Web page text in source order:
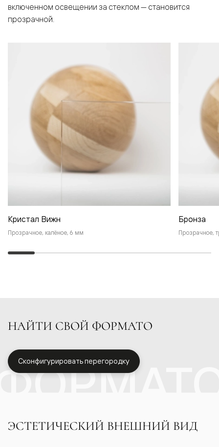
включенном освещении за стеклом — становится
прозрачной.
Кристал Вижн
Прозрачное, калёное, 6 мм
Бронза
Прозрачное,
НАЙТИ СВОЙ ФОРМАТО
Сконфигурировать перегородку
ЭСТЕТИЧЕСКИЙ ВНЕШНИЙ ВИД